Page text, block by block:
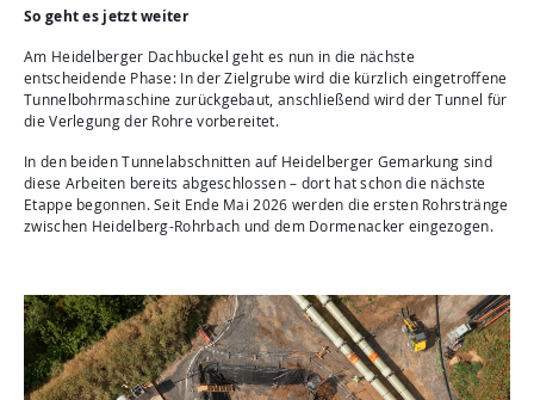
So geht es jetzt weiter
Am Heidelberger Dachbuckel geht es nun in die nächste
entscheidende Phase: In der Zielgrube wird die kürzlich eingetroffene
Tunnelbohrmaschine zurückgebaut, anschließend wird der Tunnel für
die Verlegung der Rohre vorbereitet.
In den beiden Tunnelabschnitten auf Heidelberger Gemarkung sind
diese Arbeiten bereits abgeschlossen – dort hat schon die nächste
Etappe begonnen. Seit Ende Mai 2026 werden die ersten Rohrstränge
zwischen Heidelberg-Rohrbach und dem Dormenacker eingezogen.